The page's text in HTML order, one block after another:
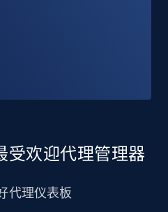
受欢迎代理管理器
代理仪表板